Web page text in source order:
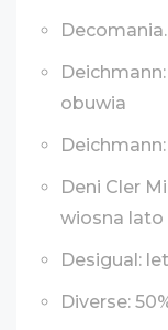
obuwia
Deni Cler
wiosna lato
Desigual:
Diverse: